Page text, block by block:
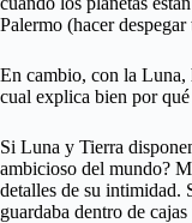
Palermo (hacer
En cambio, con la Luna,
cual explica bien por
Si Luna y Tierra
ambicioso del mundo?
detalles de su intimidad.
guardaba dentro de